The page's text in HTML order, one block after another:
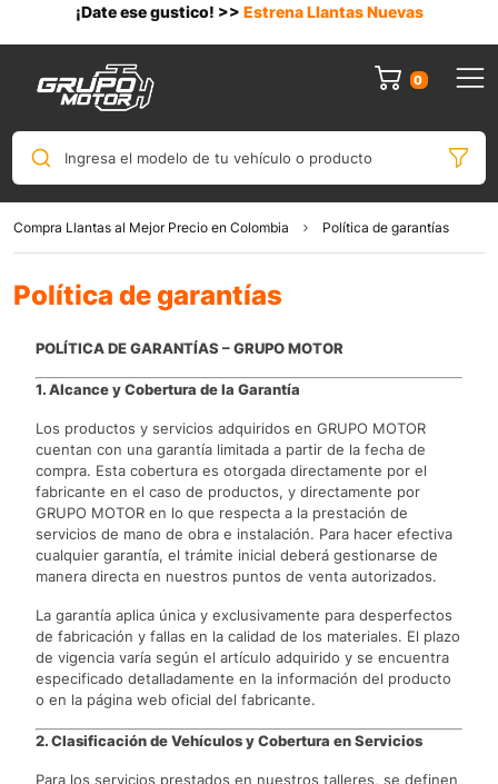
¡Date ese gustico! >> Estrena Llantas Nuevas
0
Ingresa el modelo de tu vehículo o producto
Compra Llantas al Mejor Precio en Colombia Política de garantías
Política de garantías
POLÍTICA DE GARANTÍAS – GRUPO MOTOR
1. Alcance y Cobertura de la Garantía
Los productos y servicios adquiridos en GRUPO MOTOR
cuentan con una garantía limitada a partir de la fecha de
compra. Esta cobertura es otorgada directamente por el
fabricante en el caso de productos, y directamente por
GRUPO MOTOR en lo que respecta a la prestación de
servicios de mano de obra e instalación. Para hacer efectiva
cualquier garantía, el trámite inicial deberá gestionarse de
manera directa en nuestros puntos de venta autorizados.
La garantía aplica única y exclusivamente para desperfectos
de fabricación y fallas en la calidad de los materiales. El plazo
de vigencia varía según el artículo adquirido y se encuentra
especificado detalladamente en la información del producto
o en la página web oficial del fabricante.
2. Clasificación de Vehículos y Cobertura en Servicios
Para los servicios prestados en nuestros talleres, se definen